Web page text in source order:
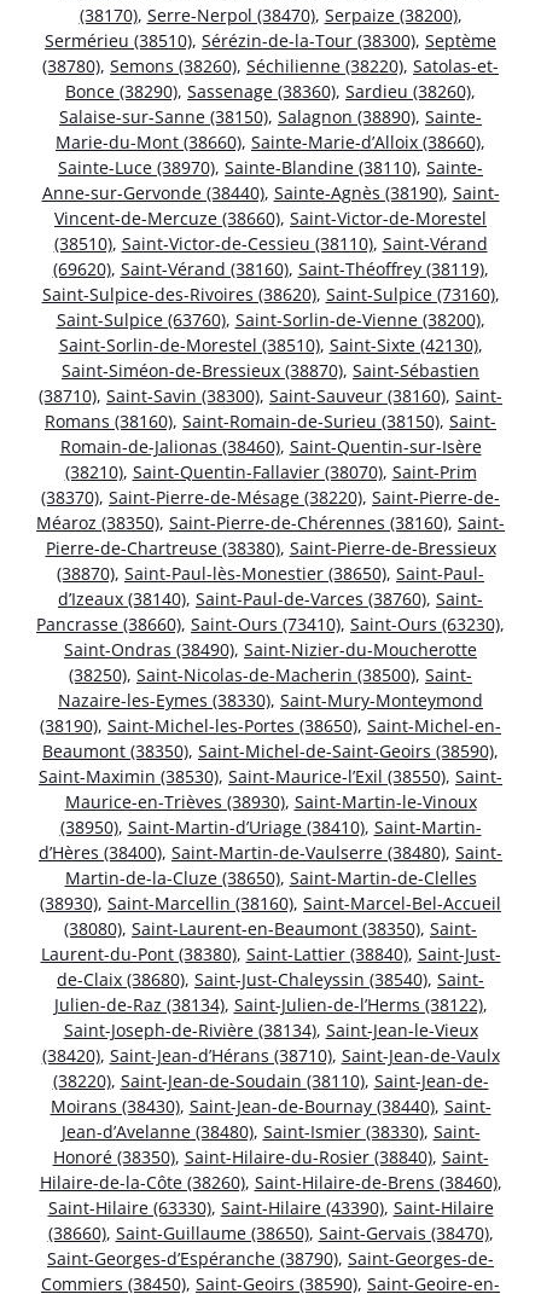
(38170), Serre-Nerpol (38470), Serpaize (38200),
Sermérieu (38510), Sérézin-de-la-Tour (38300), Septème
(38780), Semons (38260), Séchilienne (38220), Satolas-et-
Bonce (38290), Sassenage (38360), Sardieu (38260),
Salaise-sur-Sanne (38150), Salagnon (38890), Sainte-
Marie-du-Mont (38660), Sainte-Marie-d’Alloix (38660),
Sainte-Luce (38970), Sainte-Blandine (38110), Sainte-
Anne-sur-Gervonde (38440), Sainte-Agnès (38190), Saint-
Vincent-de-Mercuze (38660), Saint-Victor-de-Morestel
(38510), Saint-Victor-de-Cessieu (38110), Saint-Vérand
(69620), Saint-Vérand (38160), Saint-Théoffrey (38119),
Saint-Sulpice-des-Rivoires (38620), Saint-Sulpice (73160),
Saint-Sulpice (63760), Saint-Sorlin-de-Vienne (38200),
Saint-Sorlin-de-Morestel (38510), Saint-Sixte (42130),
Saint-Siméon-de-Bressieux (38870), Saint-Sébastien
(38710), Saint-Savin (38300), Saint-Sauveur (38160), Saint-
Romans (38160), Saint-Romain-de-Surieu (38150), Saint-
Romain-de-Jalionas (38460), Saint-Quentin-sur-Isère
(38210), Saint-Quentin-Fallavier (38070), Saint-Prim
(38370), Saint-Pierre-de-Mésage (38220), Saint-Pierre-de-
Méaroz (38350), Saint-Pierre-de-Chérennes (38160), Saint-
Pierre-de-Chartreuse (38380), Saint-Pierre-de-Bressieux
(38870), Saint-Paul-lès-Monestier (38650), Saint-Paul-
d’Izeaux (38140), Saint-Paul-de-Varces (38760), Saint-
Pancrasse (38660), Saint-Ours (73410), Saint-Ours (63230),
Saint-Ondras (38490), Saint-Nizier-du-Moucherotte
(38250), Saint-Nicolas-de-Macherin (38500), Saint-
Nazaire-les-Eymes (38330), Saint-Mury-Monteymond
(38190), Saint-Michel-les-Portes (38650), Saint-Michel-en-
Beaumont (38350), Saint-Michel-de-Saint-Geoirs (38590),
Saint-Maximin (38530), Saint-Maurice-l’Exil (38550), Saint-
Maurice-en-Trièves (38930), Saint-Martin-le-Vinoux
(38950), Saint-Martin-d’Uriage (38410), Saint-Martin-
d’Hères (38400), Saint-Martin-de-Vaulserre (38480), Saint-
Martin-de-la-Cluze (38650), Saint-Martin-de-Clelles
(38930), Saint-Marcellin (38160), Saint-Marcel-Bel-Accueil
(38080), Saint-Laurent-en-Beaumont (38350), Saint-
Laurent-du-Pont (38380), Saint-Lattier (38840), Saint-Just-
de-Claix (38680), Saint-Just-Chaleyssin (38540), Saint-
Julien-de-Raz (38134), Saint-Julien-de-l’Herms (38122),
Saint-Joseph-de-Rivière (38134), Saint-Jean-le-Vieux
(38420), Saint-Jean-d’Hérans (38710), Saint-Jean-de-Vaulx
(38220), Saint-Jean-de-Soudain (38110), Saint-Jean-de-
Moirans (38430), Saint-Jean-de-Bournay (38440), Saint-
Jean-d’Avelanne (38480), Saint-Ismier (38330), Saint-
Honoré (38350), Saint-Hilaire-du-Rosier (38840), Saint-
Hilaire-de-la-Côte (38260), Saint-Hilaire-de-Brens (38460),
Saint-Hilaire (63330), Saint-Hilaire (43390), Saint-Hilaire
(38660), Saint-Guillaume (38650), Saint-Gervais (38470),
Saint-Georges-d’Espéranche (38790), Saint-Georges-de-
Commiers (38450), Saint-Geoirs (38590), Saint-Geoire-en-